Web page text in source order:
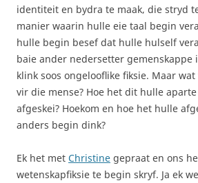
identiteit en bydra te maak, die stryd
manier waarin hulle eie taal begin
hulle begin besef dat hulle hulself
baie ander nedersetter gemenskappe
klink soos ongelooflike fiksie. Maar
vir die mense? Hoe het dit hulle
afgeskei? Hoekom en hoe het hulle
anders begin dink?
Ek het met Christine gepraat en ons
wetenskapfiksie te begin skryf. Ja ek